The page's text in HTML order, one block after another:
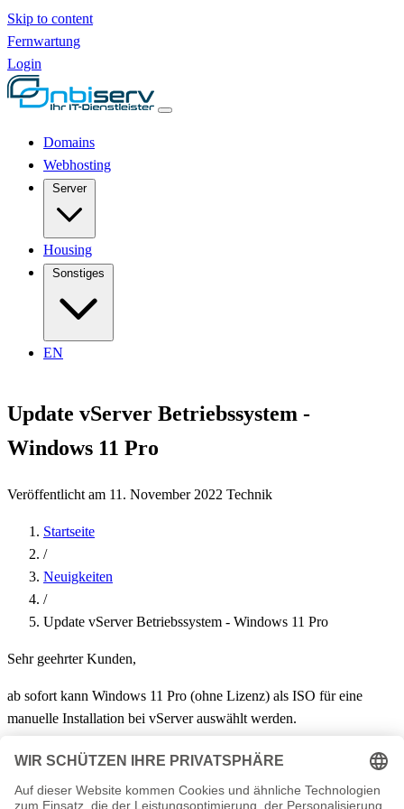
Skip to content
Fernwartung
Login
Domains
Webhosting
Server
Housing
EN
Update vServer Betriebssystem -
Windows 11 Pro
Veröffentlicht am 11. November 2022 Technik
Startseite
/
Neuigkeiten
/
Update vServer Betriebssystem - Windows 11 Pro
Sehr geehrter Kunden,
ab sofort kann Windows 11 Pro (ohne Lizenz) als ISO für eine
manuelle Installation bei vServer auswählt werden.
← Zurück zu News